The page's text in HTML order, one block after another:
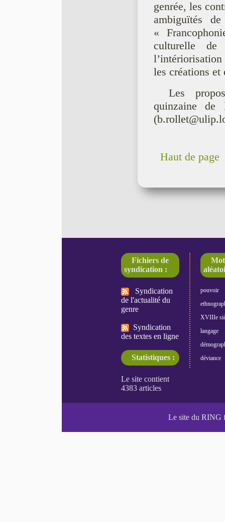
genrée, les
ambiguïtés
«
culturelle
les créations et
Les
quinzaine
Haut de page
Fichiers de
syndication :
Syndication
de l'actualité du
genre
Syndication
des textes en ligne
Statistiques :
pouvoir
XVIIIe
langage
déviance
Le site du RING